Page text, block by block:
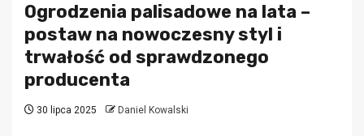
Ogrodzenia palisadowe na lata –
postaw na nowoczesny styl i
trwałość od sprawdzonego
producenta
30 lipca 2025 Daniel Kowalski